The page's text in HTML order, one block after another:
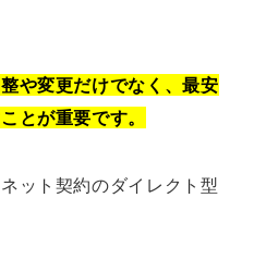
や変更だけでなく、最安
とが重要です。
ット契約のダイレクト型